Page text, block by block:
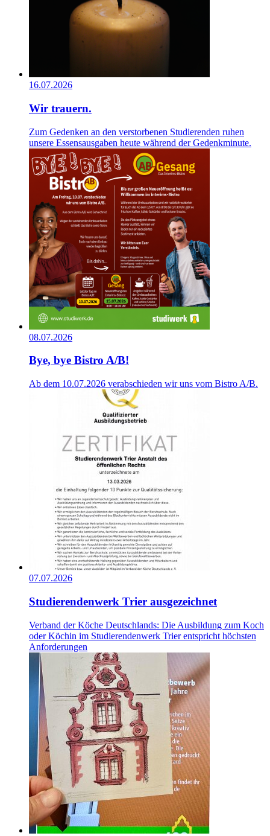
16.07.2026
Wir trauern.
Zum Gedenken an den verstorbenen Studierenden ruhen
unsere Essensausgaben heute während der Gedenkminute.
08.07.2026
Bye, bye Bistro A/B!
Ab dem 10.07.2026 verabschieden wir uns vom Bistro A/B.
07.07.2026
Studierendenwerk Trier ausgezeichnet
Verband der Köche Deutschlands: Die Ausbildung zum Koch
oder Köchin im Studierendenwerk Trier entspricht höchsten
Anforderungen